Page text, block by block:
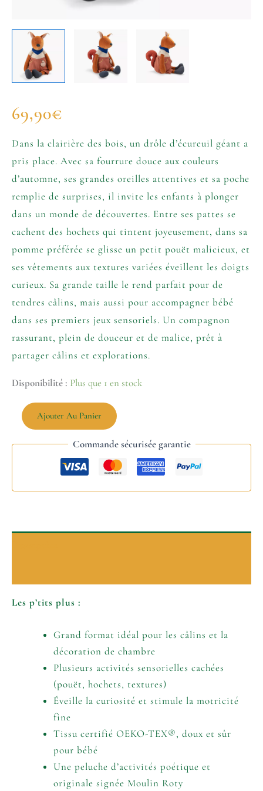
69,90€
Dans la clairière des bois, un drôle d’écureuil géant a
pris place. Avec sa fourrure douce aux couleurs
d’automne, ses grandes oreilles attentives et sa poche
remplie de surprises, il invite les enfants à plonger
dans un monde de découvertes. Entre ses pattes se
cachent des hochets qui tintent joyeusement, dans sa
pomme préférée se glisse un petit pouët malicieux, et
ses vêtements aux textures variées éveillent les doigts
curieux. Sa grande taille le rend parfait pour de
tendres câlins, mais aussi pour accompagner bébé
dans ses premiers jeux sensoriels. Un compagnon
rassurant, plein de douceur et de malice, prêt à
partager câlins et explorations.
Disponibilité : Plus que 1 en stock
Ajouter Au Panier
Commande sécurisée garantie
Les p’tits plus :
Grand format idéal pour les câlins et la
décoration de chambre
Plusieurs activités sensorielles cachées
(pouët, hochets, textures)
Éveille la curiosité et stimule la motricité
fine
Tissu certifié OEKO-TEX®, doux et sûr
pour bébé
Une peluche d’activités poétique et
originale signée Moulin Roty